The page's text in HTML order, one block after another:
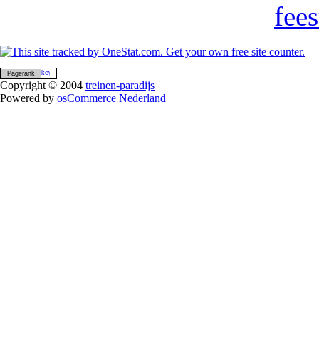
Pagerank
Copyright © 2004 treinen-paradijs
Powered by osCommerce Nederland